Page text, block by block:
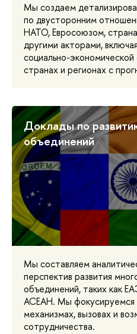
Мы создаем
по двусторонним
НАТО, Евросоюзом,
другими акторами,
социально-
странах и регионах с
Доклады по
объединений
Мы составляем
перспектив развития
объединений, таких как
АСЕАН. Мы фокусируемся
механизмах, вызовах и
сотрудничества.